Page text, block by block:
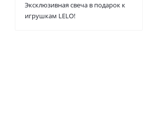
Эксклюзивная свеча в подарок к
игрушкам LELO!